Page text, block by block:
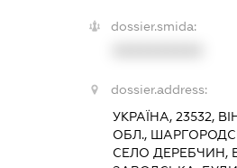
dossier.smida:
dossier.address:
УКРАЇНА, 23532,
ОБЛ.,
СЕЛО ДЕРЕБЧИН,